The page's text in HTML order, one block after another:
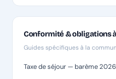
Conformité & obligations
Guides spécifiques à la
Taxe de séjour — barème 2026